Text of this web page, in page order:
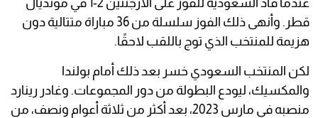
عندما قاد السعودية للفوز على الأرجنتين 2-1 في مونديال
قطر. وأنهى ذلك الفوز سلسلة من 36 مباراة متتالية دون
هزيمة للمنتخب الذي توج باللقب لاحقًا.
لكن المنتخب السعودي خسر بعد ذلك أمام بولندا
والمكسيك، ليودع البطولة من دور المجموعات. وغادر رينارد
منصبه في مارس 2023، بعد أكثر من ثلاثة أعوام ونصف، من